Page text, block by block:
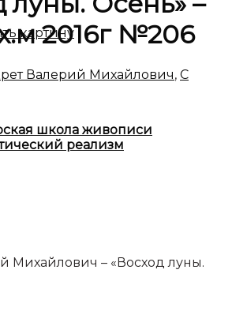
картину2016г №206
Валерий Михайлович, C
школа живописи
реализм
Михайлович – «Восход луны.